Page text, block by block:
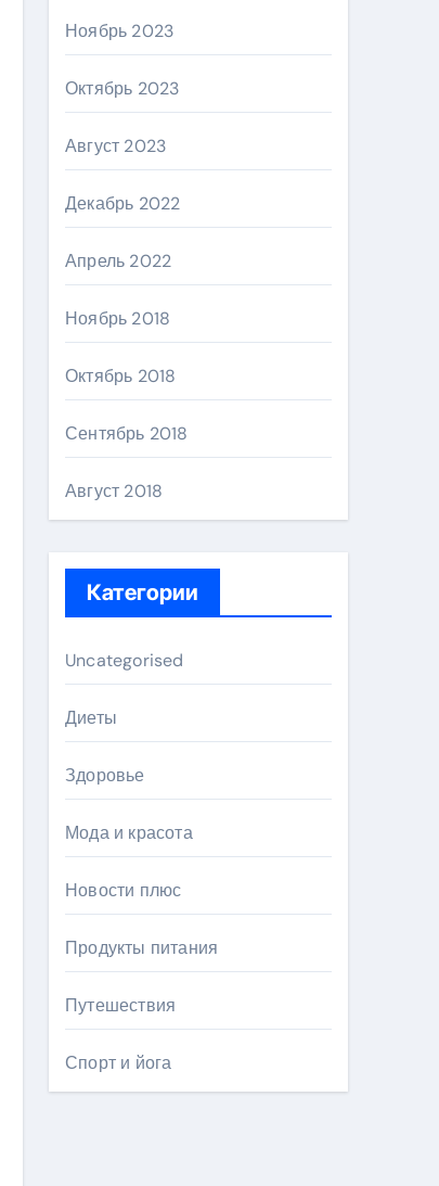
Ноябрь 2023
Октябрь 2023
Август 2023
Декабрь 2022
Апрель 2022
Ноябрь 2018
Октябрь 2018
Сентябрь 2018
Август 2018
Категории
Uncategorised
Диеты
Здоровье
Мода и красота
Новости плюс
Продукты питания
Путешествия
Спорт и йога